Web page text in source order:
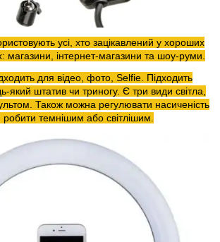
усі, хто зацікавлений у хороших
магазини, інтернет-магазини та шоу-руми.
для відео, фото, Selfie. Підходить
який штатив чи триногу. Є три види світла,
Також можна регулювати насиченість
робити темнішим або світлішим.